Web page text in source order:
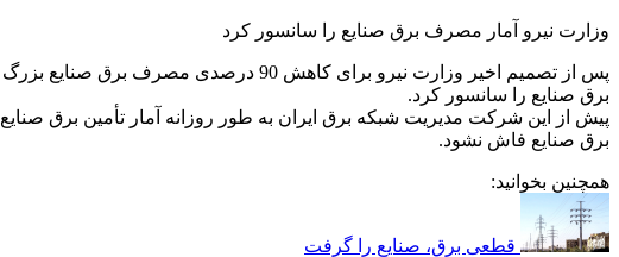
وزارت نیرو آمار مصرف برق صنایع را سانسور کرد
پس از تصمیم اخیر وزارت نیرو برای
برق صنایع را سانسور کرد.
پیش از این شرکت مدیریت شبکه برق ایران به طور روزانه آمار تأمین برق
برق صنایع فاش نشود.
همچنین بخوانید:
قطعی برق، صنایع را گرفت